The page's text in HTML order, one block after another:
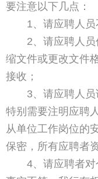
要注意以下几点：
1、请应聘人员
2、请应聘人员
缩文件或更改文件
接收；
3、请应聘人员
特别需要注明应聘
从单位工作岗位的
保密，所有应聘者
4、请应聘者对